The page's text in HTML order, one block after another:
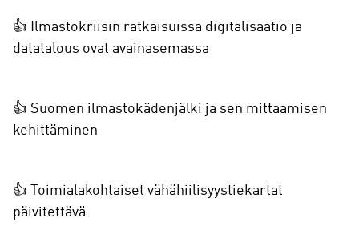
👍 Ilmastokriisin ratkaisuissa digitalisaatio ja
datatalous ovat avainasemassa
👍 Suomen ilmastokädenjälki ja sen mittaamisen
kehittäminen
👍 Toimialakohtaiset vähähiilisyystiekartat
päivitettävä